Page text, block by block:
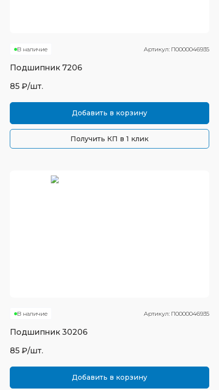
В наличие Артикул: П0000046935
Подшипник 7206
85 ₽/шт.
Добавить в корзину
Получить КП в 1 клик
В наличие Артикул: П0000046935
Подшипник 30206
85 ₽/шт.
Добавить в корзину